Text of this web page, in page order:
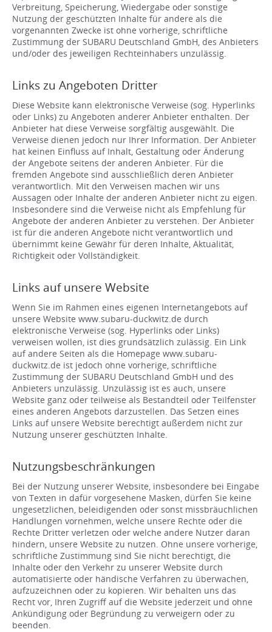
Verbreitung, Speicherung, Wiedergabe oder sonstige
Nutzung der geschützten Inhalte für andere als die
vorgenannten Zwecke ist ohne vorherige, schriftliche
Zustimmung der SUBARU Deutschland GmbH, des Anbieters
und/oder des jeweiligen Rechteinhabers unzulässig.
Links zu Angeboten Dritter
Diese Website kann elektronische Verweise (sog. Hyperlinks
oder Links) zu Angeboten anderer Anbieter enthalten. Der
Anbieter hat diese Verweise sorgfältig ausgewählt. Die
Verweise dienen jedoch nur Ihrer Information. Der Anbieter
hat keinen Einfluss auf Inhalt, Gestaltung oder Änderung
der Angebote seitens der anderen Anbieter. Für die
fremden Angebote sind ausschließlich deren Anbieter
verantwortlich. Mit den Verweisen machen wir uns
Aussagen oder Inhalte der anderen Anbieter nicht zu eigen.
Insbesondere sind die Verweise nicht als Empfehlung für
Angebote der anderen Anbieter zu verstehen. Der Anbieter
ist für die anderen Angebote nicht verantwortlich und
übernimmt keine Gewähr für deren Inhalte, Aktualität,
Richtigkeit oder Vollständigkeit.
Links auf unsere Website
Wenn Sie im Rahmen eines eigenen Internetangebots auf
unsere Website www.subaru-duckwitz.de durch
elektronische Verweise (sog. Hyperlinks oder Links)
verweisen wollen, ist dies grundsätzlich zulässig. Ein Link
auf andere Seiten als die Homepage www.subaru-
duckwitz.de ist jedoch ohne vorherige, schriftliche
Zustimmung der SUBARU Deutschland GmbH und des
Anbieters unzulässig. Unzulässig ist es auch, unsere
Website ganz oder teilweise als Bestandteil oder Teilfenster
eines anderen Angebots darzustellen. Das Setzen eines
Links auf unsere Website berechtigt außerdem nicht zur
Nutzung unserer geschützten Inhalte.
Nutzungsbeschränkungen
Bei der Nutzung unserer Website, insbesondere bei Eingabe
von Texten in dafür vorgesehene Masken, dürfen Sie keine
ungesetzlichen, beleidigenden oder sonst missbräuchlichen
Handlungen vornehmen, welche unsere Rechte oder die
Rechte Dritter verletzen oder welche andere Nutzer daran
hindern, unsere Website zu nutzen. Ohne unsere vorherige,
schriftliche Zustimmung sind Sie nicht berechtigt, die
Inhalte oder den Verkehr zu unserer Website durch
automatisierte oder händische Verfahren zu überwachen,
aufzuzeichnen oder zu kopieren. Wir behalten uns das
Recht vor, Ihren Zugriff auf die Website jederzeit und ohne
Ankündigung oder Begründung zu verweigern oder zu
beenden.